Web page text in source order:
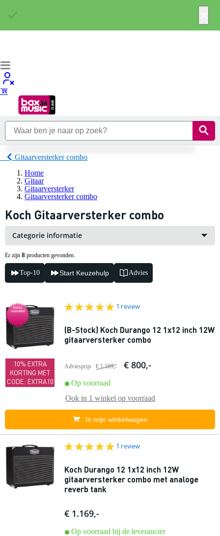
Gitaarversterker combo
Home
Gitaar
Gitaarversterker
Gitaarversterker combo
Koch Gitaarversterker combo
Categorie informatie
Er zijn 8 producten gevonden.
Top-10 Start Keuzehulp Advies
Extra
voordeel
10% EXTRA
KORTING MET
CODE: EXTRA10
1 review
(B-Stock) Koch Durango 12 1x12 inch 12W
gitaarversterker combo
Adviesprijs € 1.169,- € 800,-
Op voorraad
Ook in 1 winkel op voorraad
In mijn winkelwagen
1 review
Koch Durango 12 1x12 inch 12W
gitaarversterker combo met analoge
reverb tank
€ 1.169,-
Op voorraad bij de leverancier